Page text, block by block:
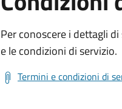
Per conoscere i dettagli
e le condizioni di servizio.
Termini e condizioni di